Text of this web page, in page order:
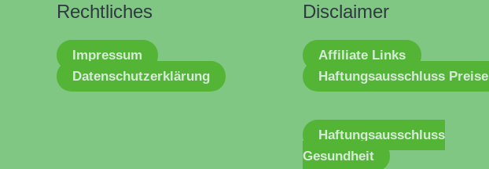
Rechtliches
Impressum
Datenschutzerklärung
Disclaimer
Affiliate Links
Haftungsausschluss Preise
Haftungsausschluss
Gesundheit